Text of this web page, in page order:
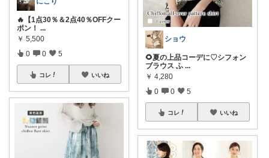
🔥【1点30％＆2点40％OFFクー
ポン！ ...
￥ 5,500
0 0 5
コレ いいね
ショウ
🌻夏の上品コーデに♡シフォン
ブラウス ふ ...
￥ 4,280
0 0 5
コレ いいね